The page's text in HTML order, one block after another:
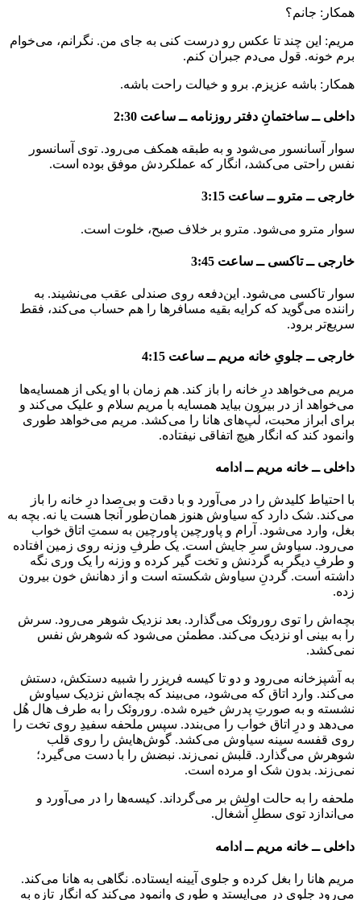
همکار: جانم؟
مریم: این چند تا عکس رو درست کنی به جای من. نگرانم، می‌خوام
برم خونه. قول می‌دم جبران کنم.
همکار: باشه عزیزم. برو و خیالت راحت باشه.
داخلی ــ ساختمانِ دفتر روزنامه ــ ساعت 2:30
سوار آسانسور می‌شود و به طبقه همکف می‌رود. توی آسانسور
نفس راحتی می‌کشد، انگار که عملکردش موفق بوده است.
خارجی ــ مترو ــ ساعت 3:15
سوار مترو می‌شود. مترو بر خلاف صبح، خلوت است.
خارجی ــ تاکسی ــ ساعت 3:45
سوار تاکسی می‌شود. این‌دفعه روی صندلی عقب می‌نشیند. به
راننده می‌گوید که کرایه بقیه مسافرها را هم حساب می‌کند، فقط
سریع‌تر برود.
خارجی ــ جلویِ خانه مریم ــ ساعت 4:15
مریم می‌خواهد درِ خانه را باز کند. هم زمان با او یکی از همسایه‌ها
می‌خواهد از در بیرون بیاید همسایه با مریم سلام و علیک می‌کند و
برای ابراز محبت، لُپ‌های هانا را می‌کشد. مریم می‌خواهد طوری
وانمود کند که انگار هیچ اتفاقی نیفتاده.
داخلی ــ خانه مریم ــ ادامه
با احتیاط کلیدش را در می‌آورد و با دقت و بی‌صدا درِ خانه را باز
می‌کند. شک دارد که سیاوش هنوز همان‌طور آنجا هست یا نه. بچه به
بغل، وارد می‌شود. آرام و پاورچین پاورچین به سمتِ اتاق خواب
می‌رود. سیاوش سرِ جایش است. یک طرفِ وزنه روی زمین افتاده
و طرفِ دیگر به گردنش و تخت گیر کرده و وزنه را یک وری نگه
داشته است. گردنِ سیاوش شکسته است و از دهانش خون بیرون
زده.
بچه‌اش را توی روروئک می‌گذارد. بعد نزدیک شوهر می‌رود. سرش
را به بینی او نزدیک می‌کند. مطمئن می‌شود که شوهرش نفس
نمی‌کشد.
به آشپزخانه می‌رود و دو تا کیسه فریزر را شبیه دستکش، دستش
می‌کند. وارد اتاق که می‌شود، می‌بیند که بچه‌اش نزدیک سیاوش
نشسته و به صورتِ پدرش خیره شده. روروئک را به طرف هال هُل
می‌دهد و درِ اتاق خواب را می‌بندد. سپس ملحفه سفیدِ روی تخت را
روی قفسه سینه سیاوش می‌کشد. گوش‌هایش را روی قلب
شوهرش می‌گذارد. قلبش نمی‌زند. نبضش را با دست می‌گیرد؛
نمی‌زند. بدون شک او مرده است.
ملحفه را به حالت اولش بر می‌گرداند. کیسه‌ها را در می‌آورد و
می‌اندازد توی سطلِ آشغال.
داخلی ــ خانه مریم ــ ادامه
مریم هانا را بغل کرده و جلوی آیینه ایستاده. نگاهی به هانا می‌کند.
می‌رود جلوی در می‌ایستد و طوری وانمود می‌کند که انگار تازه به